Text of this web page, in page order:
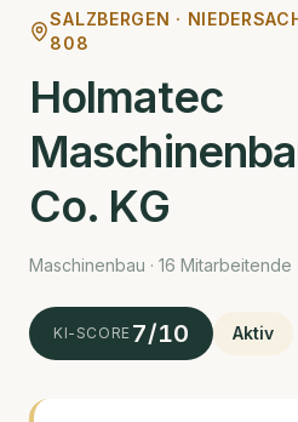
SALZBERGEN ·
808
Holmatec
Co. KG
Maschinenbau · 16 Mitarbeitende
KI-SCORE 7/10 Aktiv